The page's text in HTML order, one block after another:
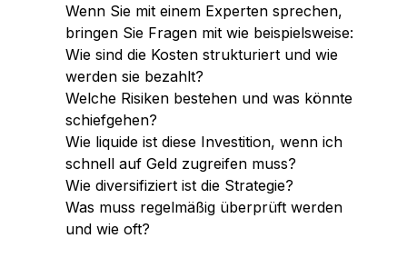
Wenn Sie mit einem Experten sprechen,
bringen Sie Fragen mit wie beispielsweise:
Wie sind die Kosten strukturiert und wie
werden sie bezahlt?
Welche Risiken bestehen und was könnte
schiefgehen?
Wie liquide ist diese Investition, wenn ich
schnell auf Geld zugreifen muss?
Wie diversifiziert ist die Strategie?
Was muss regelmäßig überprüft werden
und wie oft?